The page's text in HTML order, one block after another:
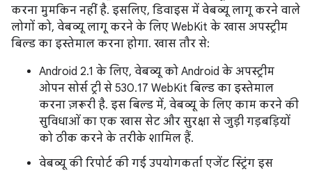
करना मुमकिन नहीं है. इसलिए, डिवाइस में वेबव्यू लागू करने वाले
लोगों को, वेबव्यू लागू करने के लिए WebKit के खास अपस्ट्रीम
बिल्ड का इस्तेमाल करना होगा. खास तौर से:
Android 2.1 के लिए, वेबव्यू को Android के अपस्ट्रीम
ओपन सोर्स ट्री से 530.17 WebKit बिल्ड का इस्तेमाल
करना ज़रूरी है. इस बिल्ड में, वेबव्यू के लिए काम करने की
सुविधाओं का एक खास सेट और सुरक्षा से जुड़ी गड़बड़ियों
को ठीक करने के तरीके शामिल हैं.
वेबव्यू की रिपोर्ट की गई उपयोगकर्ता एजेंट स्ट्रिंग इस